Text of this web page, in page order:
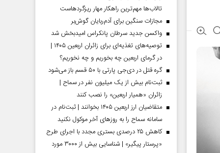
تالاب‌ها مهم‌ترین راهکار مهار ریزگردهاست
مجازات سنگین برای آدم‌ربایان گوش‌بر
واکسن جدید سرطان پانکراس امیدبخش شد
توصیه‌های تغذیه‌ای برای زائران اربعین ۱۴۰۵ |
در گرمای اربعین چه بخوریم و چه نخوریم؟
گره قتل در دی‌جی پارتی با ۵۰ قسم باز می‌شود
ثبت‌نام بیش از یک میلیون نفر در سماح |
زائران «همیار اربعین» را نصب کنند
متقاضیان ارز اربعین ۱۴۰۵ بخوانند | ثبت‌نام در
سامانه سماح را به روز‌های آخر موکول نکنید
کاهش ۲۵ درصدی بستری مجدد با اجرای طرح
«پرستار پیگیر» | شناسایی بیش از ۳۰۰۰ مورد